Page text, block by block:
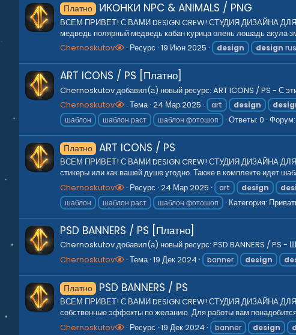
Платно ИКОНКИ NPC & ANIMALS / PNG
ВСЕМ ПРИВЕТ! С ВАМИ DESIGN CREW! СТУДИЯ ДИЗАЙНА ДЛЯ
медведь полярный медведь кабан курица олень лошадь акула
Chernoskutov
Ресурс 19 Июн 2025 design design
ART ICONS / PS [Платно]
Chernoskutov добавил(а) новый ресурс: ART ICONS / PS - С
Chernoskutov
Тема 24 Мар 2025 art design
шаблон
шаблон раст шаблон фотошоп Ответы: 0 Форум:
Платно ART ICONS / PS
ВСЕМ ПРИВЕТ! С ВАМИ DESIGN CREW! СТУДИЯ ДИЗАЙНА ДЛЯ
стикеры или как вашей душе угодно. Также в комплекте идет
Chernoskutov
Ресурс 24 Мар 2025 art design
шаблон
шаблон раст шаблон фотошоп Категория:
PSD BANNERS / PS [Платно]
Chernoskutov добавил(а) новый ресурс: PSD BANNERS / PS -
Chernoskutov
Тема 19 Дек 2024 banner design
Платно PSD BANNERS / PS
ВСЕМ ПРИВЕТ! С ВАМИ DESIGN CREW! СТУДИЯ ДИЗАЙНА ДЛЯ
собственные эффекты по желанию. Для работы вам понадобится
Chernoskutov
Ресурс 19 Дек 2024 banner design